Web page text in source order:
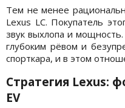
Тем не менее
Lexus LC. Покупатель
звук выхлопа и
глубоким рёвом и
спорткара, и в этом
Стратегия Lexus:
EV